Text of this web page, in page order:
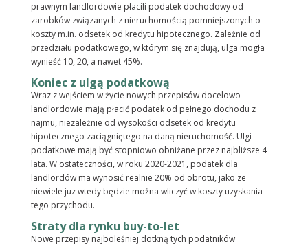
prawnym landlordowie płacili podatek dochodowy od
zarobków związanych z nieruchomością pomniejszonych o
koszty m.in. odsetek od kredytu hipotecznego. Zależnie od
przedziału podatkowego, w którym się znajdują, ulga mogła
wynieść 10, 20, a nawet 45%.
Koniec z ulgą podatkową
Wraz z wejściem w życie nowych przepisów docelowo
landlordowie mają płacić podatek od pełnego dochodu z
najmu, niezależnie od wysokości odsetek od kredytu
hipotecznego zaciągniętego na daną nieruchomość. Ulgi
podatkowe mają być stopniowo obniżane przez najbliższe 4
lata. W ostateczności, w roku 2020-2021, podatek dla
landlordów ma wynosić realnie 20% od obrotu, jako ze
niewiele juz wtedy będzie można wliczyć w koszty uzyskania
tego przychodu.
Straty dla rynku buy-to-let
Nowe przepisy najboleśniej dotkną tych podatników